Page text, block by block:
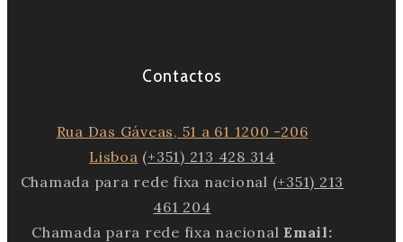
Contactos
Rua Das Gáveas, 51 a 61 1200 -206
Lisboa (+351) 213 428 314
Chamada para rede fixa nacional (+351) 213
461 204
Chamada para rede fixa nacional Email: